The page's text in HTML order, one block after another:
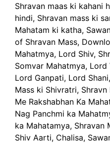
Shravan maas ki kahani
hindi, Shravan mass ki
Mahatam ki katha,
of Shravan Mass,
Mahatmya, Lord Shiv,
Somvar Mahatmya,
Lord Ganpati, Lord
Mass ki Shivratri,
Me Rakshabhan Ka
Nag Panchmi ka
ka Mahatamya, Shravan
Shiv Aarti, Chalisa,